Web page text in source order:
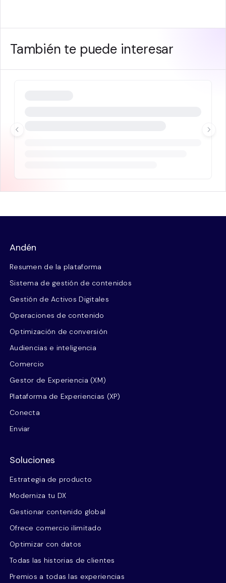
También te puede interesar
Andén
Resumen de la plataforma
Sistema de gestión de contenidos
Gestión de Activos Digitales
Operaciones de contenido
Optimización de conversión
Audiencias e inteligencia
Comercio
Gestor de Experiencia (XM)
Plataforma de Experiencias (XP)
Conecta
Enviar
Soluciones
Estrategia de producto
Moderniza tu DX
Gestionar contenido global
Ofrece comercio ilimitado
Optimizar con datos
Todas las historias de clientes
Premios a todas las experiencias